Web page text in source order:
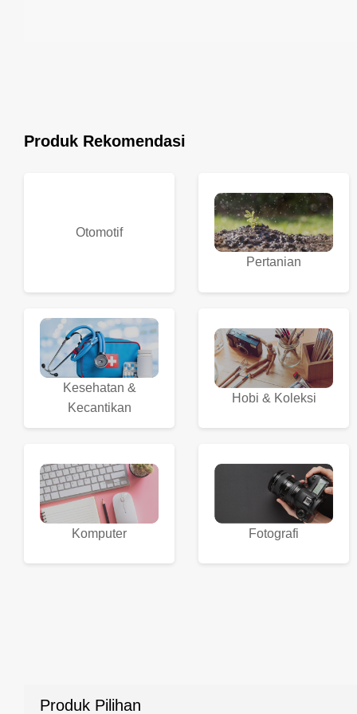
Produk Rekomendasi
Otomotif
Pertanian
Kesehatan &
Kecantikan
Hobi & Koleksi
Komputer Fotografi
Produk Pilihan